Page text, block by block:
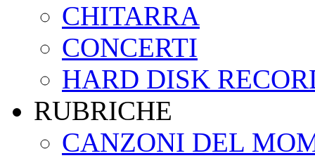
CHITARRA
CONCERTI
HARD DISK
RUBRICHE
CANZONI DEL